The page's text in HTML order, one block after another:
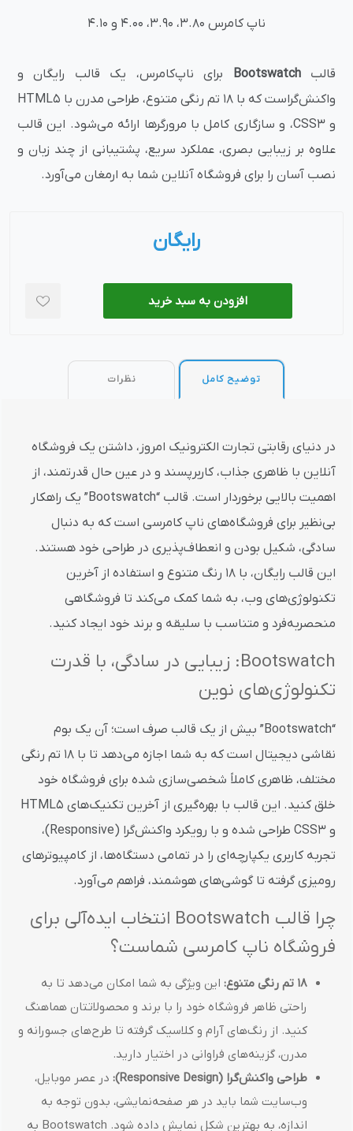
ناپ کامرس 3.80، 3.90، 4.00 و 4.10
قالبBootswatch برای ناپ‌کامرس، یک قالب رایگان و
واکنش‌گراست که با ۱۸ تم رنگی متنوع، طراحی مدرن با HTML5
و CSS3، و سازگاری کامل با مرورگرها ارائه می‌شود. این قالب
علاوه بر زیبایی بصری، عملکرد سریع، پشتیبانی از چند زبان و
نصب آسان را برای فروشگاه آنلاین شما به ارمغان می‌آورد.
رایگان
افزودن به سبد خرید
توضیح کامل نظرات
در دنیای رقابتی تجارت الکترونیک امروز، داشتن یک فروشگاه
آنلاین با ظاهری جذاب، کاربرپسند و در عین حال قدرتمند، از
اهمیت بالایی برخوردار است. قالب “Bootswatch” یک راهکار
بی‌نظیر برای فروشگاه‌های ناپ کامرسی است که به دنبال
سادگی، شکیل بودن و انعطاف‌پذیری در طراحی خود هستند.
این قالب رایگان، با 18 رنگ متنوع و استفاده از آخرین
تکنولوژی‌های وب، به شما کمک می‌کند تا فروشگاهی
منحصربه‌فرد و متناسب با سلیقه و برند خود ایجاد کنید.
Bootswatch: زیبایی در سادگی، با قدرت
تکنولوژی‌های نوین
“Bootswatch” بیش از یک قالب صرف است؛ آن یک بوم
نقاشی دیجیتال است که به شما اجازه می‌دهد تا با 18 تم رنگی
مختلف، ظاهری کاملاً شخصی‌سازی شده برای فروشگاه خود
خلق کنید. این قالب با بهره‌گیری از آخرین تکنیک‌های HTML5
و CSS3 طراحی شده و با رویکرد واکنش‌گرا (Responsive)،
تجربه کاربری یکپارچه‌ای را در تمامی دستگاه‌ها، از کامپیوترهای
رومیزی گرفته تا گوشی‌های هوشمند، فراهم می‌آورد.
چرا قالب Bootswatch انتخاب ایده‌آلی برای
فروشگاه ناپ کامرسی شماست؟
18 تم رنگی متنوع:
این ویژگی به شما امکان می‌دهد تا به
راحتی ظاهر فروشگاه خود را با برند و محصولاتتان هماهنگ
کنید. از رنگ‌های آرام و کلاسیک گرفته تا طرح‌های جسورانه و
مدرن، گزینه‌های فراوانی در اختیار دارید.
طراحی واکنش‌گرا (Responsive Design):
در عصر موبایل،
وب‌سایت شما باید در هر صفحه‌نمایشی، بدون توجه به
اندازه، به بهترین شکل نمایش داده شود. Bootswatch به